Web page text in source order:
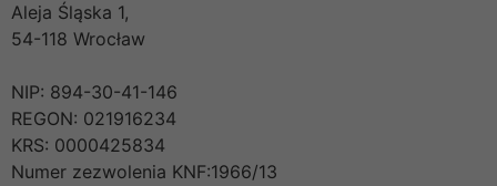
Aleja Śląska 1,
54-118 Wrocław
NIP: 894-30-41-146
REGON: 021916234
KRS: 0000425834
Numer zezwolenia KNF:1966/13